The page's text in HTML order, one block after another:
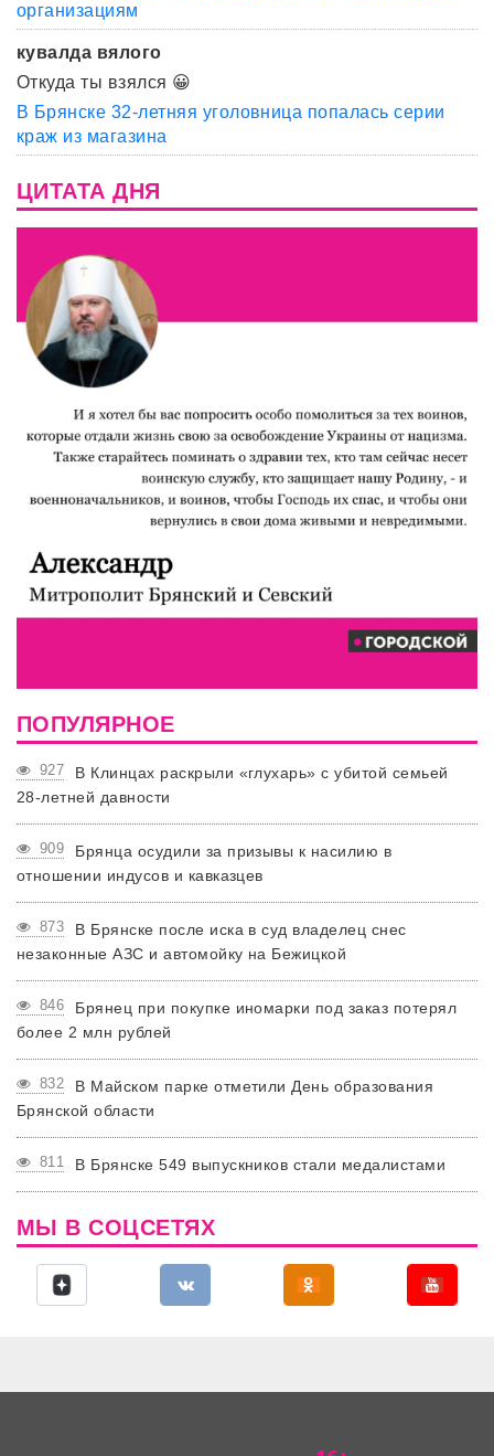
организациям
кувалда вялого
Откуда ты взялся 😀
В Брянске 32-летняя уголовница попалась серии
краж из магазина
ЦИТАТА ДНЯ
ПОПУЛЯРНОЕ
927
В Клинцах раскрыли «глухарь» с убитой семьей
28-летней давности
909
Брянца осудили за призывы к насилию в
отношении индусов и кавказцев
873
В Брянске после иска в суд владелец снес
незаконные АЗС и автомойку на Бежицкой
846
Брянец при покупке иномарки под заказ потерял
более 2 млн рублей
832
В Майском парке отметили День образования
Брянской области
811 В Брянске 549 выпускников стали медалистами
МЫ В СОЦСЕТЯХ